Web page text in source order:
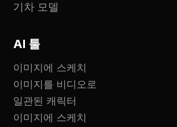
기차 모델
AI 툴
이미지에 스케치
이미지를 비디오로
일관된 캐릭터
이미지에 스케치